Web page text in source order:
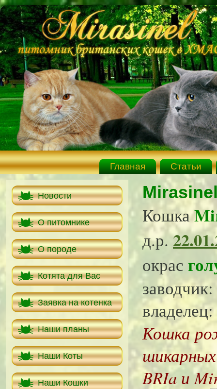
Главная Статьи
Новости
О питомнике
О породе
Котята для Вас
Заявка на котенка
Наши планы
Наши Коты
Наши Кошки
Кошка
д.р.
окрас
Кошка
BRIa и